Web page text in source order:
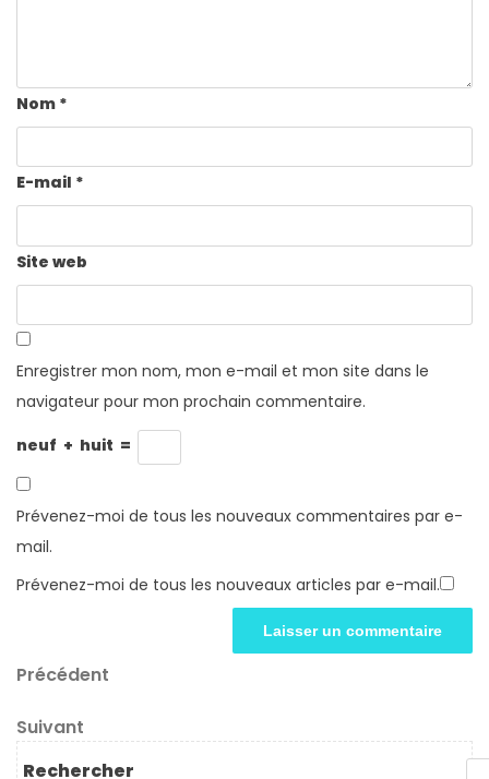
Nom *
E-mail *
Site web
Enregistrer mon nom, mon e-mail et mon site dans le
navigateur pour mon prochain commentaire.
neuf + huit =
Prévenez-moi de tous les nouveaux commentaires par e-
mail.
Prévenez-moi de tous les nouveaux articles par e-mail.
Navigation
de
l’article
Article
Précédent
Article
suivant
Suivant
Rechercher